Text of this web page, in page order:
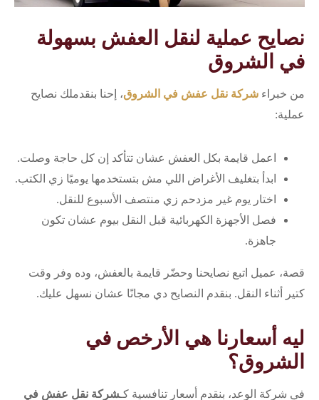
نصايح عملية لنقل العفش بسهولة
في الشروق
من خبراء شركة نقل عفش في الشروق، إحنا بنقدملك نصايح
عملية:
اعمل قايمة بكل العفش عشان تتأكد إن كل حاجة وصلت.
ابدأ بتغليف الأغراض اللي مش بتستخدمها يوميًا زي الكتب.
اختار يوم غير مزدحم زي منتصف الأسبوع للنقل.
فصل الأجهزة الكهربائية قبل النقل بيوم عشان تكون
جاهزة.
قصة، عميل اتبع نصايحنا وحضّر قايمة بالعفش، وده وفر وقت
كتير أثناء النقل. بنقدم النصايح دي مجانًا عشان نسهل عليك.
ليه أسعارنا هي الأرخص في
الشروق؟
في شركة الوعد، بنقدم أسعار تنافسية كـشركة نقل عفش في